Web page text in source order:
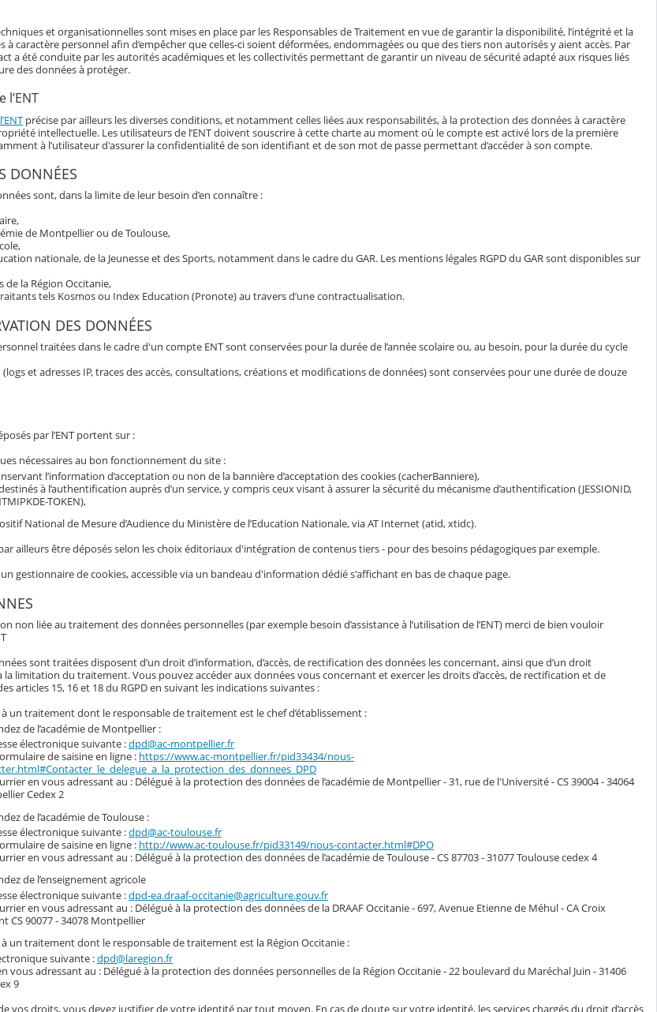
et organisationnelles sont mises en place par les Responsables de Traitement en vue de garantir la disponibilité, l’intégrité et la
caractère personnel afin d’empêcher que celles-ci soient déformées, endommagées ou que des tiers non autorisés y aient accès. Par
a été conduite par les autorités académiques et les collectivités permettant de garantir un niveau de sécurité adapté aux risques liés
des données à protéger.
l’ENT
précise par ailleurs les diverses conditions, et notamment celles liées aux responsabilités, à la protection des données à caractère
intellectuelle. Les utilisateurs de l’ENT doivent souscrire à cette charte au moment où le compte est activé lors de la première
à l’utilisateur d'assurer la confidentialité de son identifiant et de son mot de passe permettant d’accéder à son compte.
DONNÉES
sont, dans la limite de leur besoin d’en connaître :
de Montpellier ou de Toulouse,
nationale, de la Jeunesse et des Sports, notamment dans le cadre du GAR. Les mentions légales RGPD du GAR sont disponibles sur
de la Région Occitanie,
tels Kosmos ou Index Education (Pronote) au travers d’une contractualisation.
DES DONNÉES
traitées dans le cadre d'un compte ENT sont conservées pour la durée de l’année scolaire ou, au besoin, pour la durée du cycle
et adresses IP, traces des accès, consultations, créations et modifications de données) sont conservées pour une durée de douze
par l’ENT portent sur :
nécessaires au bon fonctionnement du site :
l’information d’acceptation ou non de la bannière d’acceptation des cookies (cacherBanniere),
à l’authentification auprès d’un service, y compris ceux visant à assurer la sécurité du mécanisme d’authentification (JESSIONID,
TOKEN),
National de Mesure d’Audience du Ministère de l’Education Nationale, via AT Internet (atid, xtidc).
ailleurs être déposés selon les choix éditoriaux d'intégration de contenus tiers - pour des besoins pédagogiques par exemple.
gestionnaire de cookies, accessible via un bandeau d'information dédié s'affichant en bas de chaque page.
non liée au traitement des données personnelles (par exemple besoin d’assistance à l’utilisation de l’ENT) merci de bien vouloir
sont traitées disposent d’un droit d’information, d’accès, de rectification des données les concernant, ainsi que d’un droit
limitation du traitement. Vous pouvez accéder aux données vous concernant et exercer les droits d’accès, de rectification et de
articles 15, 16 et 18 du RGPD en suivant les indications suivantes :
un traitement dont le responsable de traitement est le chef d’établissement :
de l’académie de Montpellier :
électronique suivante :dpd@ac-montpellier.fr
de saisine en ligne : https://www.ac-montpellier.fr/pid33434/nous-
en vous adressant au : Délégué à la protection des données de l’académie de Montpellier - 31, rue de l'Université - CS 39004 - 34064
Cedex 2
de l’académie de Toulouse :
électronique suivante :dpd@ac-toulouse.fr
de saisine en ligne : http://www.ac-toulouse.fr/pid33149/nous-contacter.html#DPO
en vous adressant au : Délégué à la protection des données de l’académie de Toulouse - CS 87703 - 31077 Toulouse cedex 4
de l’enseignement agricole
électronique suivante :dpd-ea.draaf-occitanie@agriculture.gouv.fr
en vous adressant au : Délégué à la protection des données de la DRAAF Occitanie - 697, Avenue Etienne de Méhul - CA Croix
CS 90077 - 34078 Montpellier
un traitement dont le responsable de traitement est la Région Occitanie :
suivante :dpd@laregion.fr
vous adressant au : Délégué à la protection des données personnelles de la Région Occitanie - 22 boulevard du Maréchal Juin - 31406
9
de vos droits, vous devez justifier de votre identité par tout moyen. En cas de doute sur votre identité, les services chargés du droit d’accès